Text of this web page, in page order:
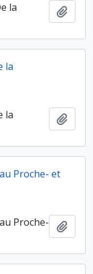
la
la
la
Proche- et
Proche-